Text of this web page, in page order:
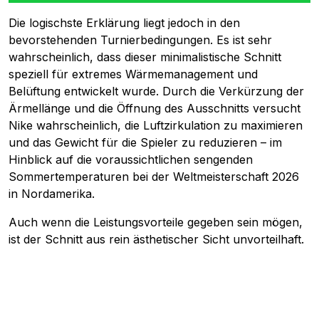
Die logischste Erklärung liegt jedoch in den
bevorstehenden Turnierbedingungen. Es ist sehr
wahrscheinlich, dass dieser minimalistische Schnitt
speziell für extremes Wärmemanagement und
Belüftung entwickelt wurde. Durch die Verkürzung der
Ärmellänge und die Öffnung des Ausschnitts versucht
Nike wahrscheinlich, die Luftzirkulation zu maximieren
und das Gewicht für die Spieler zu reduzieren – im
Hinblick auf die voraussichtlichen sengenden
Sommertemperaturen bei der Weltmeisterschaft 2026
in Nordamerika.
Auch wenn die Leistungsvorteile gegeben sein mögen,
ist der Schnitt aus rein ästhetischer Sicht unvorteilhaft.